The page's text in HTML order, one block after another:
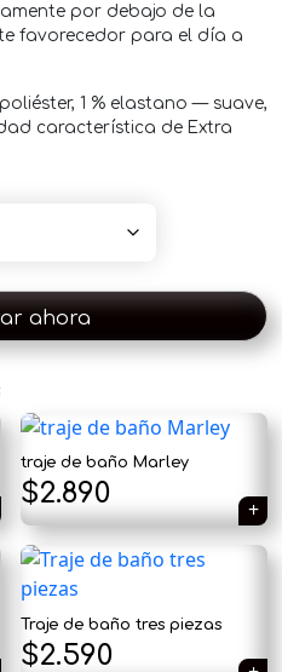
por debajo de la
favorecedor para el día a
1 % elastano — suave,
característica de Extra
ahora
traje de baño Marley
$2.890
Traje de baño tres piezas
$2.590
está vacío.
y aparecerá acá